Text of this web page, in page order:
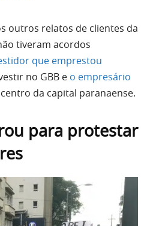
outros relatos de clientes da
tiveram acordos
que emprestou
no GBB e o empresário
da capital paranaense.
para protestar